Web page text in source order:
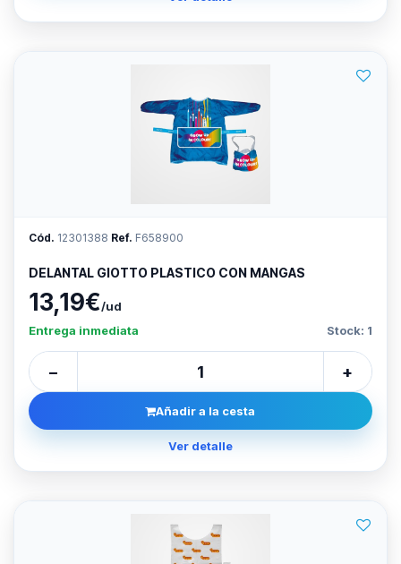
Cód. 12301388 Ref. F658900
DELANTAL GIOTTO PLASTICO CON MANGAS
13,19€/ud
Entrega inmediata
Stock: 1
− +
Añadir a la cesta
Ver detalle